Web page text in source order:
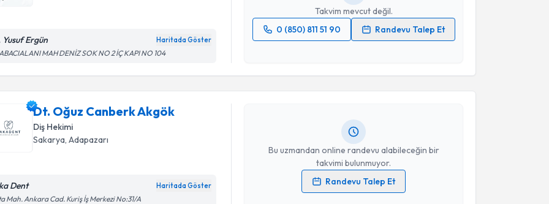
Yusuf Ergün Haritada Göster
MAH DENİZ SOK NO 2 İÇ KAPI NO 104
Takvim mevcut değil.
0 (850) 811 51 90
Randevu Talep Et
işlenmesini kabul ediyorum.
Dt. Oğuz Canberk Akgök
Diş Hekimi
Sakarya, Adapazarı
Dent Haritada Göster
Mah. Ankara Cad. Kuriş İş Merkezi No:31/A
Bu uzmandan online randevu alabileceğin bir
takvimi bulunmuyor.
Randevu Talep Et
Randevu Takvimi Talebi
Kişisel verilerimin işlenmesine ilişkinAydınlatma Metni